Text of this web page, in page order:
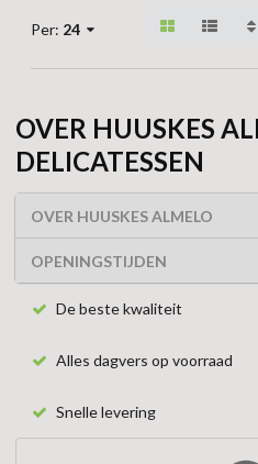
Per: 24
OVER HUUSKES
DELICATESSEN
OVER HUUSKES ALMELO
OPENINGSTIJDEN
De beste kwaliteit
Alles dagvers op voorraad
Snelle levering